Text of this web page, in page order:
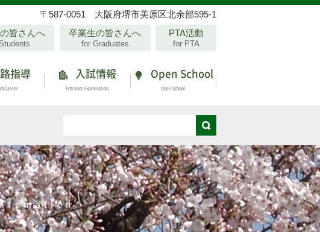
〒587-0051 大阪府堺市美原区北余部595-1
皆さんへ
卒業生の皆さんへ
for Graduates
PTA活動
for PTA
指導 入試情報
Entrance Examination
Open School
Open School